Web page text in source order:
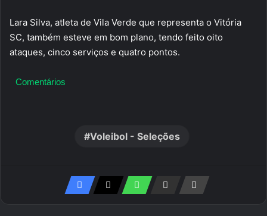
Lara Silva, atleta de Vila Verde que representa o Vitória
SC, também esteve em bom plano, tendo feito oito
ataques, cinco serviços e quatro pontos.
Comentários
Voleibol - Seleções